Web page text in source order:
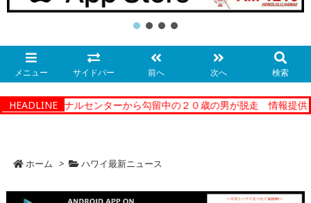
メニュー サイドバー 前へ 次へ 検索
HEADLINE
コレクショナルセンターから勾留中の２０歳の男が脱走 情報提供
ホーム > ハワイ最新ニュース